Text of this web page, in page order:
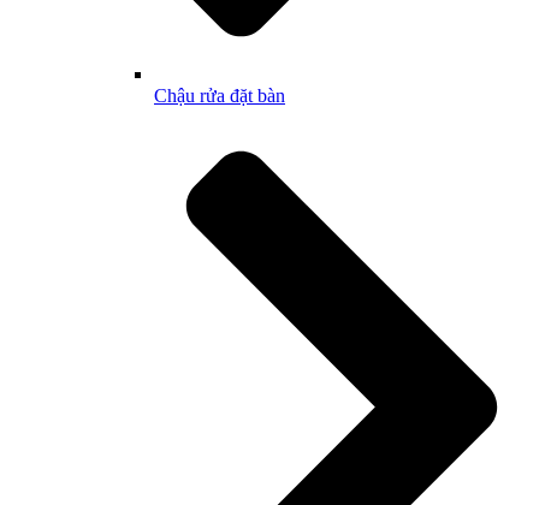
Chậu rửa đặt bàn